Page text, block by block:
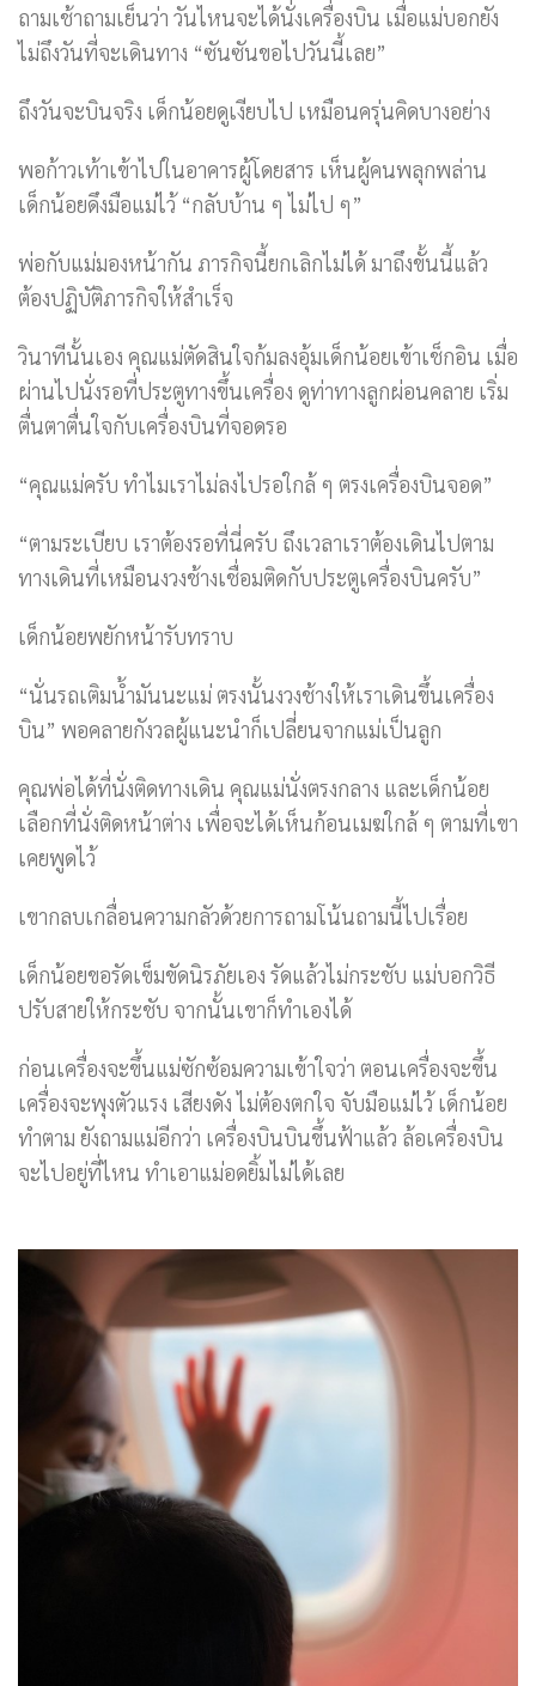
ถามเช้าถามเย็นว่า วันไหนจะได้นั่งเครื่องบิน เมื่อแม่บอกยัง
ไม่ถึงวันที่จะเดินทาง “ซันซันขอไปวันนี้เลย”
ถึงวันจะบินจริง เด็กน้อยดูเงียบไป เหมือนครุ่นคิดบางอย่าง
พอก้าวเท้าเข้าไปในอาคารผู้โดยสาร เห็นผู้คนพลุกพล่าน
เด็กน้อยดึงมือแม่ไว้ “กลับบ้าน ๆ ไม่ไป ๆ”
พ่อกับแม่มองหน้ากัน ภารกิจนี้ยกเลิกไม่ได้ มาถึงขั้นนี้แล้ว
ต้องปฏิบัติภารกิจให้สำเร็จ
วินาทีนั้นเอง คุณแม่ตัดสินใจก้มลงอุ้มเด็กน้อยเข้าเช็กอิน เมื่อ
ผ่านไปนั่งรอที่ประตูทางขึ้นเครื่อง ดูท่าทางลูกผ่อนคลาย เริ่ม
ตื่นตาตื่นใจกับเครื่องบินที่จอดรอ
“คุณแม่ครับ ทำไมเราไม่ลงไปรอใกล้ ๆ ตรงเครื่องบินจอด”
“ตามระเบียบ เราต้องรอที่นี่ครับ ถึงเวลาเราต้องเดินไปตาม
ทางเดินที่เหมือนงวงช้างเชื่อมติดกับประตูเครื่องบินครับ”
เด็กน้อยพยักหน้ารับทราบ
“นั่นรถเติมน้ำมันนะแม่ ตรงนั้นงวงช้างให้เราเดินขึ้นเครื่อง
บิน” พอคลายกังวลผู้แนะนำก็เปลี่ยนจากแม่เป็นลูก
คุณพ่อได้ที่นั่งติดทางเดิน คุณแม่นั่งตรงกลาง และเด็กน้อย
เลือกที่นั่งติดหน้าต่าง เพื่อจะได้เห็นก้อนเมฆใกล้ ๆ ตามที่เขา
เคยพูดไว้
เขากลบเกลื่อนความกลัวด้วยการถามโน้นถามนี้ไปเรื่อย
เด็กน้อยขอรัดเข็มขัดนิรภัยเอง รัดแล้วไม่กระชับ แม่บอกวิธี
ปรับสายให้กระชับ จากนั้นเขาก็ทำเองได้
ก่อนเครื่องจะขึ้นแม่ซักซ้อมความเข้าใจว่า ตอนเครื่องจะขึ้น
เครื่องจะพุงตัวแรง เสียงดัง ไม่ต้องตกใจ จับมือแม่ไว้ เด็กน้อย
ทำตาม ยังถามแม่อีกว่า เครื่องบินบินขึ้นฟ้าแล้ว ล้อเครื่องบิน
จะไปอยู่ที่ไหน ทำเอาแม่อดยิ้มไม่ได้เลย